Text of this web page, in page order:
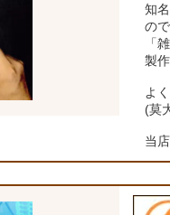
知
の
「
製
よ
(莫
当